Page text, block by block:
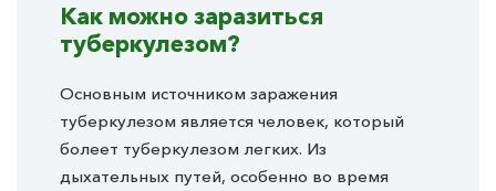
Как можно заразиться
туберкулезом?
Основным источником заражения
туберкулезом является человек, который
болеет туберкулезом легких. Из
дыхательных путей, особенно во время